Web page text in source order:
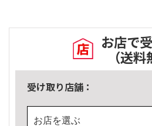
お店で
（送料
受け取り店舗：
お店を選ぶ